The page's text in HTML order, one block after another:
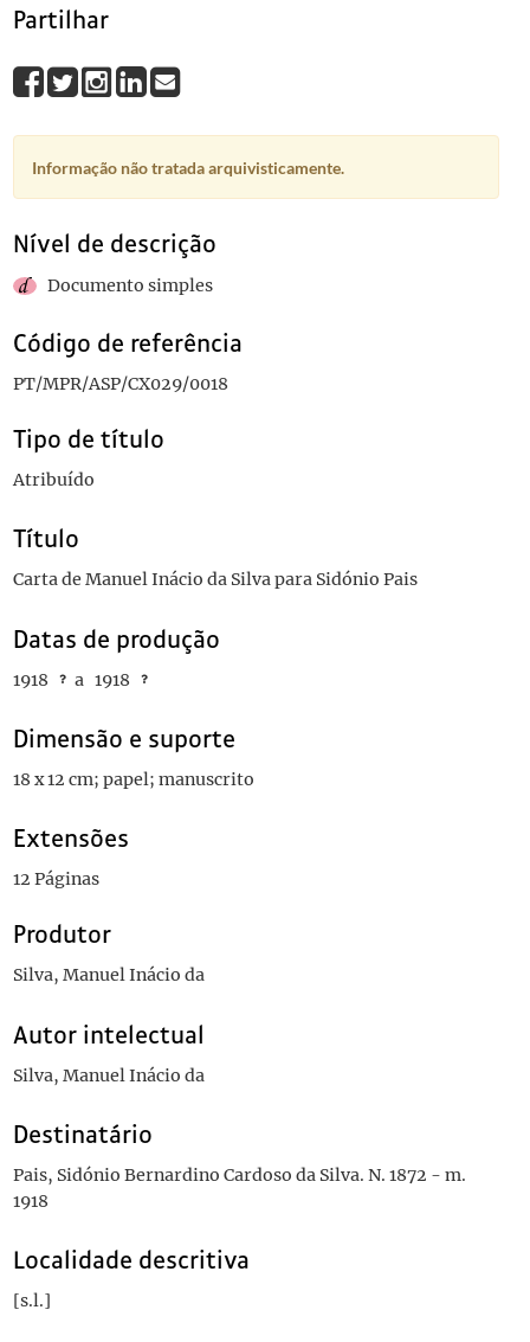
Partilhar
Informação não tratada arquivisticamente.
Nível de descrição
Documento simples
Código de referência
PT/MPR/ASP/CX029/0018
Tipo de título
Atribuído
Título
Carta de Manuel Inácio da Silva para Sidónio Pais
Datas de produção
1918 a 1918
Dimensão e suporte
18 x 12 cm; papel; manuscrito
Extensões
12 Páginas
Produtor
Silva, Manuel Inácio da
Autor intelectual
Silva, Manuel Inácio da
Destinatário
Pais, Sidónio Bernardino Cardoso da Silva. N. 1872 - m.
1918
Localidade descritiva
[s.l.]